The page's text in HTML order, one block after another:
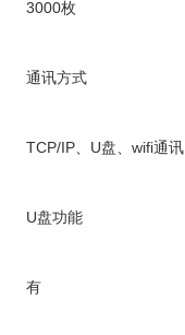
3000枚
通讯方式
TCP/IP、U盘、wifi通讯
U盘功能
有